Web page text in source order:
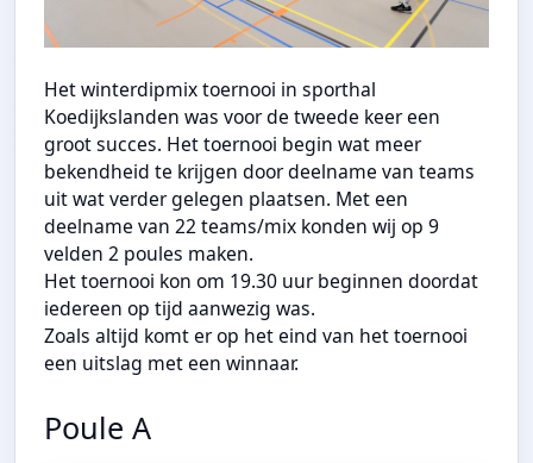
Het winterdipmix toernooi in sporthal
Koedijkslanden was voor de tweede keer een
groot succes. Het toernooi begin wat meer
bekendheid te krijgen door deelname van teams
uit wat verder gelegen plaatsen. Met een
deelname van 22 teams/mix konden wij op 9
velden 2 poules maken.
Het toernooi kon om 19.30 uur beginnen doordat
iedereen op tijd aanwezig was.
Zoals altijd komt er op het eind van het toernooi
een uitslag met een winnaar.
Poule A